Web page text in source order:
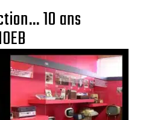
10 ans